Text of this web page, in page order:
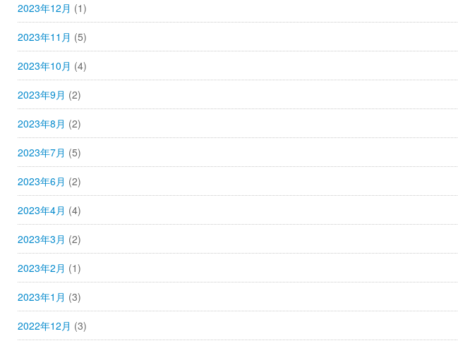
2023年12月 (1)
2023年11月 (5)
2023年10月 (4)
2023年9月 (2)
2023年8月 (2)
2023年7月 (5)
2023年6月 (2)
2023年4月 (4)
2023年3月 (2)
2023年2月 (1)
2023年1月 (3)
2022年12月 (3)